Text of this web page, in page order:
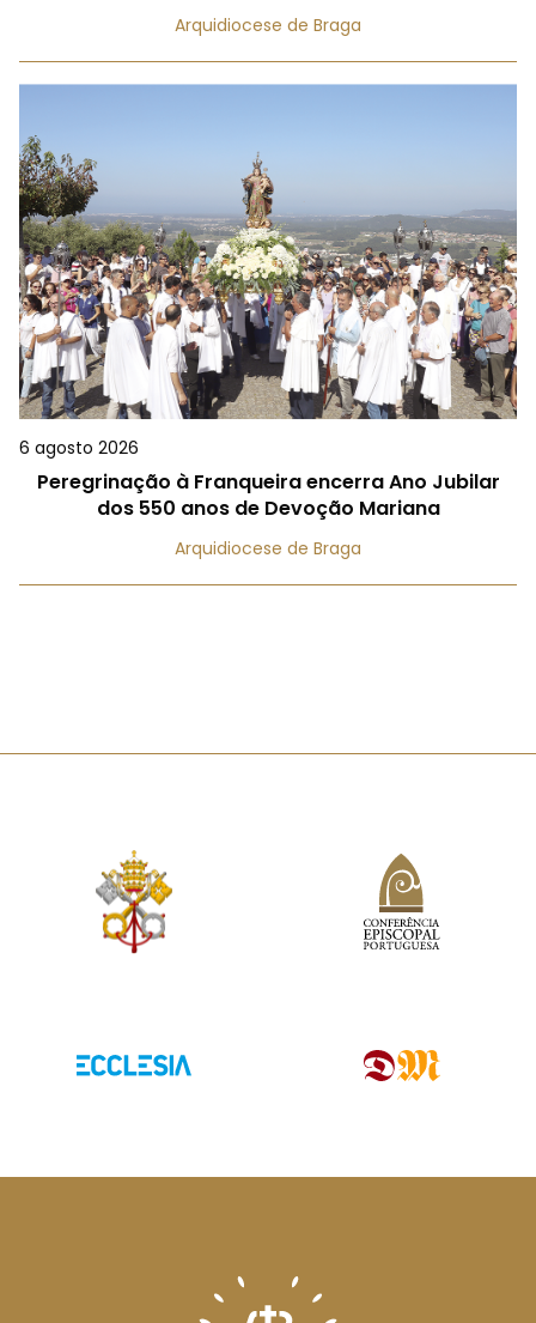
Arquidiocese de Braga
6 agosto 2026
Peregrinação à Franqueira encerra Ano Jubilar
dos 550 anos de Devoção Mariana
Arquidiocese de Braga